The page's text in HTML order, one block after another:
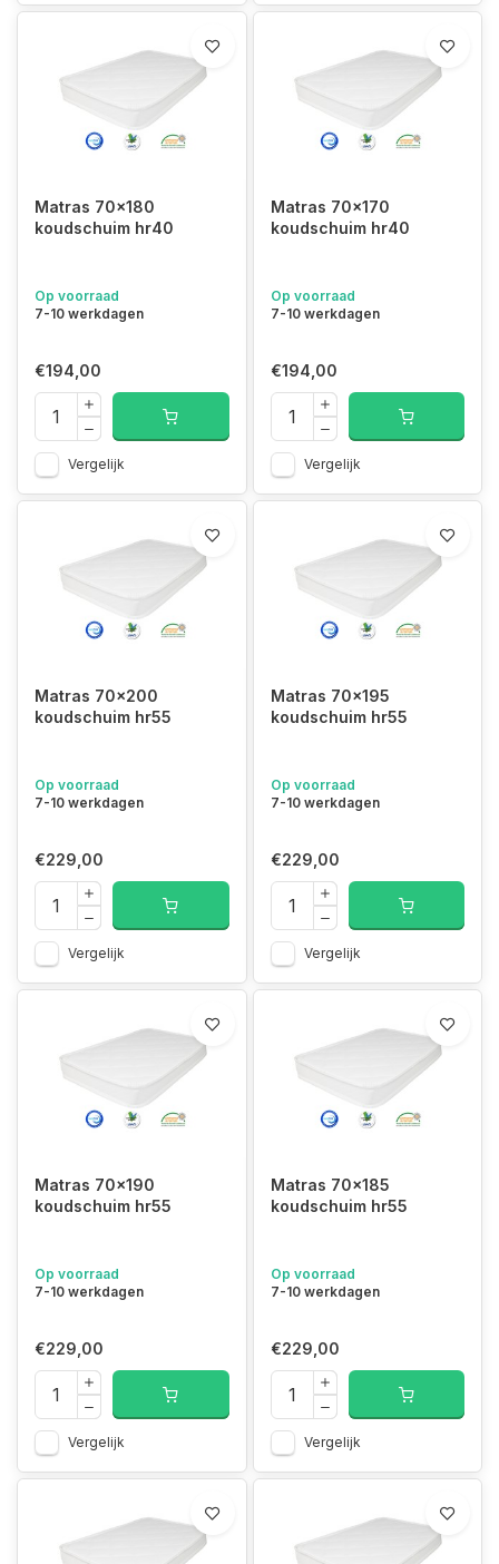
Matras 70x180
koudschuim hr40
Op voorraad
7-10 werkdagen
€194,00
Vergelijk
Matras 70x170
koudschuim hr40
Op voorraad
7-10 werkdagen
€194,00
Vergelijk
Matras 70x200
koudschuim hr55
Op voorraad
7-10 werkdagen
€229,00
Vergelijk
Matras 70x195
koudschuim hr55
Op voorraad
7-10 werkdagen
€229,00
Vergelijk
Matras 70x190
koudschuim hr55
Op voorraad
7-10 werkdagen
€229,00
Vergelijk
Matras 70x185
koudschuim hr55
Op voorraad
7-10 werkdagen
€229,00
Vergelijk